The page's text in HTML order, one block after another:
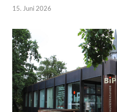
15. Juni 2026